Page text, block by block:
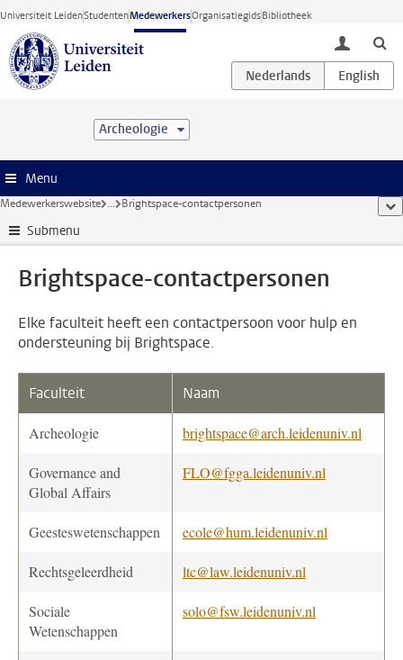
Ga direct naar de inhoud
Universiteit LeidenStudentenMedewerkersOrganisatiegidsBibliotheek
toggle
Archeologie
Menu
Medewerkerswebsite ... Brightspace-contactpersonen
Submenu
Brightspace-contactpersonen
Elke faculteit heeft een contactpersoon voor hulp en
ondersteuning bij Brightspace.
Faculteit Naam
Archeologie brightspace@arch.leidenuniv.nl
Governance and
Global Affairs
FLO@fgga.leidenuniv.nl
Geesteswetenschappen ecole@hum.leidenuniv.nl
Rechtsgeleerdheid ltc@law.leidenuniv.nl
Sociale
Wetenschappen
solo@fsw.leidenuniv.nl